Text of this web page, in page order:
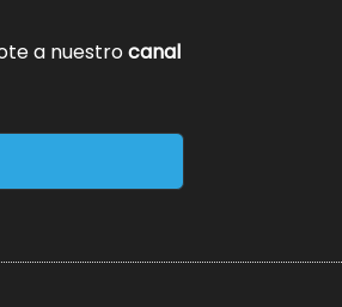
a nuestrocanal